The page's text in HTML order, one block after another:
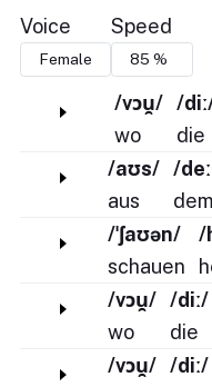
Voice Speed
/vɔu̯/
wo
/
die
/aʊs/
aus
/
dem
/ˈʃaʊən/
schauen
/
/vɔu̯/
wo
/diː/
die
/vɔu̯/ /diː/